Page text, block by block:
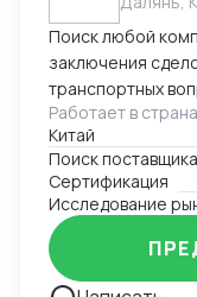
Поиск любой
заключения
транспортных
сотрудничества
Работает в
Китай
Поиск поставщика
Сертификация
Исследование